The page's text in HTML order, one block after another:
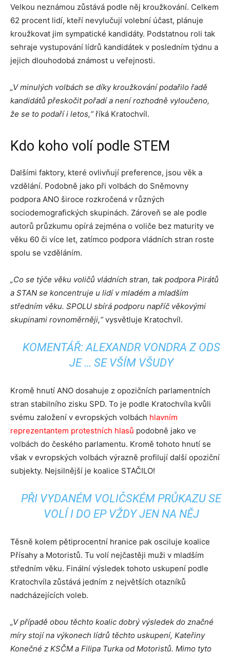
Velkou neznámou zůstává podle něj kroužkování. Celkem
62 procent lidí, kteří nevylučují volební účast, plánuje
kroužkovat jim sympatické kandidáty. Podstatnou roli tak
sehraje vystupování lídrů kandidátek v posledním týdnu a
jejich dlouhodobá známost u veřejnosti.
„V minulých volbách se díky kroužkování podařilo řadě
kandidátů přeskočit pořadí a není rozhodně vyloučeno,
že se to podaří i letos,“říká Kratochvíl.
Kdo koho volí podle STEM
Dalšími faktory, které ovlivňují preference, jsou věk a
vzdělání. Podobně jako při volbách do Sněmovny
podpora ANO široce rozkročená v různých
sociodemografických skupinách. Zároveň se ale podle
autorů průzkumu opírá zejména o voliče bez maturity ve
věku 60 či více let, zatímco podpora vládních stran roste
spolu se vzděláním.
„Co se týče věku voličů vládních stran, tak podpora Pirátů
a STAN se koncentruje u lidí v mladém a mladším
středním věku. SPOLU sbírá podporu napříč věkovými
skupinami rovnoměrněji,“vysvětluje Kratochvíl.
KOMENTÁŘ: ALEXANDR VONDRA Z ODS
JE … SE VŠÍM VŠUDY
Kromě hnutí ANO dosahuje z opozičních parlamentních
stran stabilního zisku SPD. To je podle Kratochvíla kvůli
svému založení v evropských volbách hlavním
reprezentantem protestních hlasů podobně jako ve
volbách do českého parlamentu. Kromě tohoto hnutí se
však v evropských volbách výrazně profilují další opoziční
subjekty. Nejsilnější je koalice STAČILO!
PŘI VYDANÉM VOLIČSKÉM PRŮKAZU SE
VOLÍ I DO EP VŽDY JEN NA NĚJ
Těsně kolem pětiprocentní hranice pak osciluje koalice
Přísahy a Motoristů. Tu volí nejčastěji muži v mladším
středním věku. Finální výsledek tohoto uskupení podle
Kratochvíla zůstává jedním z největších otazníků
nadcházejících voleb.
„V případě obou těchto koalic dobrý výsledek do značné
míry stojí na výkonech lídrů těchto uskupení, Kateřiny
Konečné z KSČM a Filipa Turka od Motoristů. Mimo tyto